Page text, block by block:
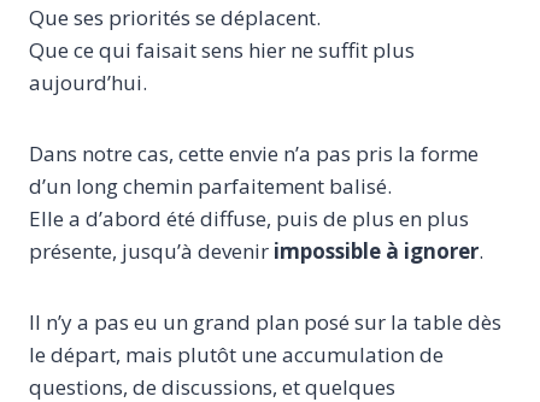
Que ses priorités se déplacent.
Que ce qui faisait sens hier ne suffit plus
aujourd’hui.
Dans notre cas, cette envie n’a pas pris la forme
d’un long chemin parfaitement balisé.
Elle a d’abord été diffuse, puis de plus en plus
présente, jusqu’à devenir impossible à ignorer.
Il n’y a pas eu un grand plan posé sur la table dès
le départ, mais plutôt une accumulation de
questions, de discussions, et quelques